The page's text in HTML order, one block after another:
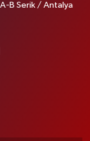
B Serik / Antalya